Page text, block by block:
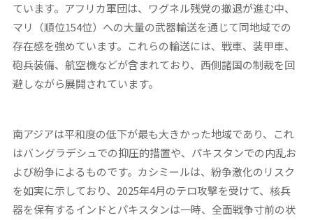
ています。アフリカ軍団は、ワグネル残党の撤退が進む中、
マリ（順位154位）への大量の武器輸送を通じて同地域での
存在感を強めています。これらの輸送には、戦車、装甲車、
砲兵装備、航空機などが含まれており、西側諸国の制裁を回
避しながら展開されています。
南アジアは平和度の低下が最も大きかった地域であり、これ
はバングラデシュでの抑圧的措置や、パキスタンでの内乱お
よび紛争によるものです。カシミールは、紛争激化のリスク
を如実に示しており、2025年4月のテロ攻撃を受けて、核兵
器を保有するインドとパキスタンは一時、全面戦争寸前の状